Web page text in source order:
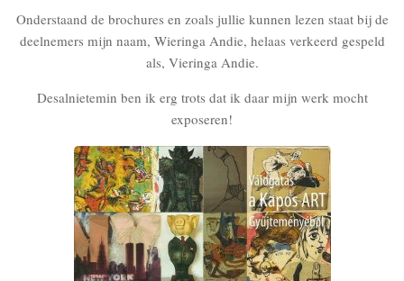
Onderstaand de brochures en zoals jullie kunnen lezen staat bij de
deelnemers mijn naam, Wieringa Andie, helaas verkeerd gespeld
als, Vieringa Andie.
Desalnietemin ben ik erg trots dat ik daar mijn werk mocht
exposeren!